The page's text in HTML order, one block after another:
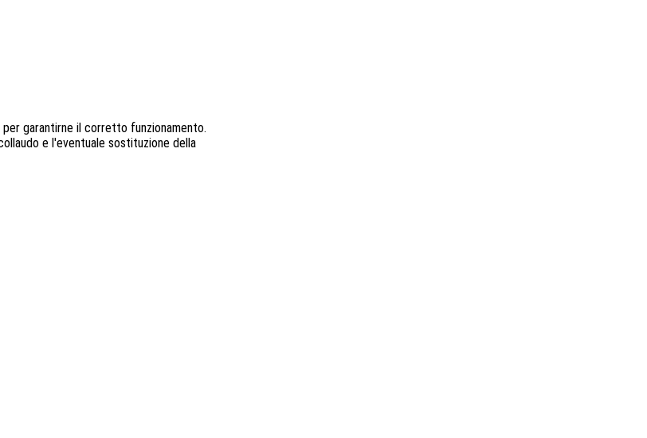
per garantirne il corretto funzionamento.
e l'eventuale sostituzione della